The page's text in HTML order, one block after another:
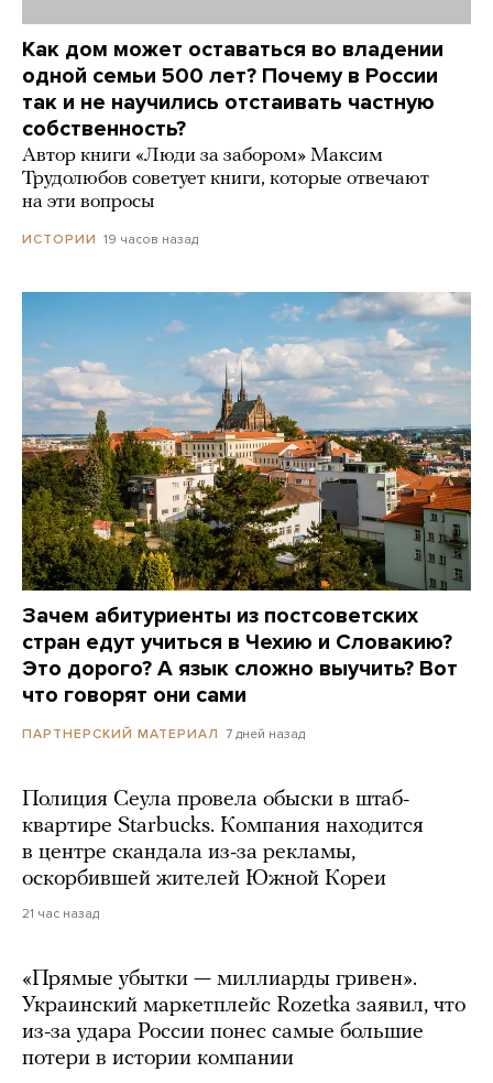
Как дом может оставаться во владении
одной семьи 500 лет? Почему в России
так и не научились отстаивать частную
собственность?
Автор книги «Люди за забором» Максим
Трудолюбов советует книги, которые отвечают
на эти вопросы
ИСТОРИИ 19 часов назад
Зачем абитуриенты из постсоветских
стран едут учиться в Чехию и Словакию?
Это дорого? А язык сложно выучить? Вот
что говорят они сами
ПАРТНЕРСКИЙ МАТЕРИАЛ 7 дней назад
Полиция Сеула провела обыски в штаб-
квартире Starbucks. Компания находится
в центре скандала из-за рекламы,
оскорбившей жителей Южной Кореи
21 час назад
«Прямые убытки — миллиарды гривен».
Украинский маркетплейс Rozetka заявил, что
из-за удара России понес самые большие
потери в истории компании